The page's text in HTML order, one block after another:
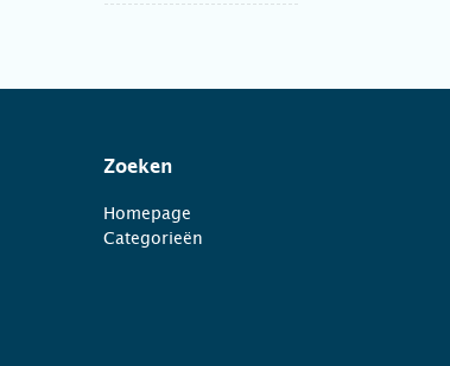
Zoeken
Homepage
Categorieën